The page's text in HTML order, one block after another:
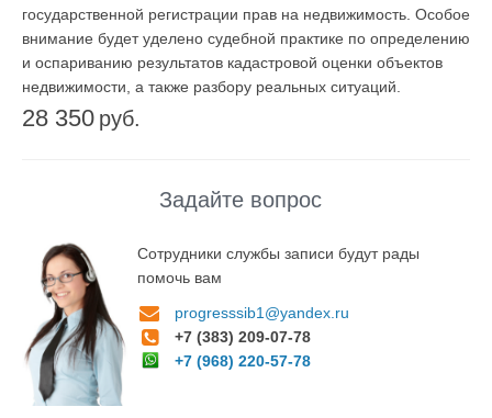
государственной регистрации прав на недвижимость. Особое
внимание будет уделено судебной практике по определению
и оспариванию результатов кадастровой оценки объектов
недвижимости, а также разбору реальных ситуаций.
28 350 руб.
Задайте вопрос
Сотрудники службы записи будут рады
помочь вам
progresssib1@yandex.ru
+7 (383) 209-07-78
+7 (968) 220-57-78